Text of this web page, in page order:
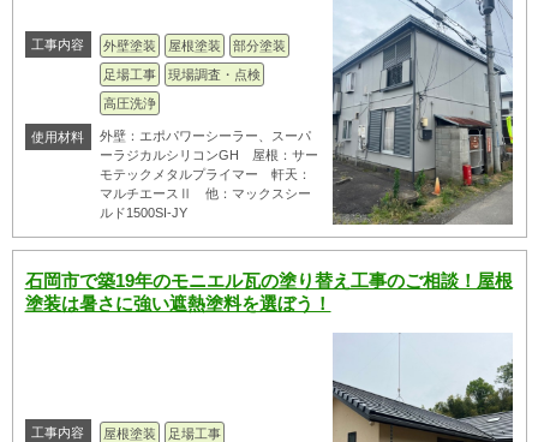
工事内容 外壁塗装 屋根塗装
部分塗装
足場工事
現場調査・点検
高圧洗浄
使用材料
外壁：エポパワーシーラー、スーパ
ーラジカルシリコンGH 屋根：サー
モテックメタルプライマー 軒天：
マルチエースⅡ 他：マックスシー
ルド1500SI-JY
石岡市で築19年のモニエル瓦の塗り替え工事のご相談！屋根
塗装は暑さに強い遮熱塗料を選ぼう！
工事内容 屋根塗装
足場工事